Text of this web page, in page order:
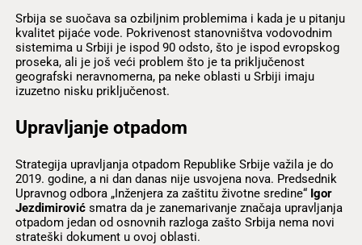
Srbija se suočava sa ozbiljnim problemima i kada je u pitanju
kvalitet pijaće vode. Pokrivenost stanovništva vodovodnim
sistemima u Srbiji je ispod 90 odsto, što je ispod evropskog
proseka, ali je još veći problem što je ta priključenost
geografski neravnomerna, pa neke oblasti u Srbiji imaju
izuzetno nisku priključenost.
Upravljanje otpadom
Strategija upravljanja otpadom Republike Srbije važila je do
2019. godine, a ni dan danas nije usvojena nova. Predsednik
Upravnog odbora „Inženjera za zaštitu životne sredine“Igor
Jezdimirovićsmatra da je zanemarivanje značaja upravljanja
otpadom jedan od osnovnih razloga zašto Srbija nema novi
strateški dokument u ovoj oblasti.